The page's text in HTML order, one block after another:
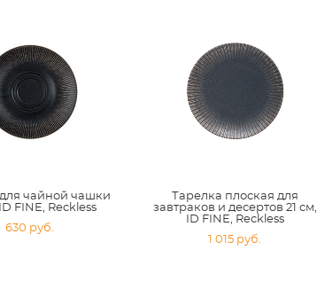
чайной чашки
FINE, Reckless
630 pуб.
Тарелка плоская для
завтраков и десертов 21 см,
ID FINE, Reckless
1 015 pуб.